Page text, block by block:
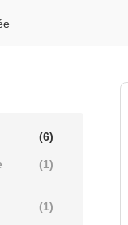
(6)
(1)
(1)